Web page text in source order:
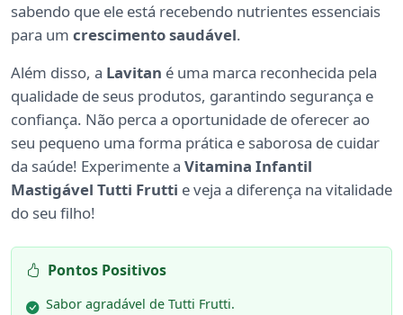
sabendo que ele está recebendo nutrientes essenciais
para um crescimento saudável.
Além disso, a Lavitan é uma marca reconhecida pela
qualidade de seus produtos, garantindo segurança e
confiança. Não perca a oportunidade de oferecer ao
seu pequeno uma forma prática e saborosa de cuidar
da saúde! Experimente a Vitamina Infantil
Mastigável Tutti Frutti e veja a diferença na vitalidade
do seu filho!
Pontos Positivos
Sabor agradável de Tutti Frutti.